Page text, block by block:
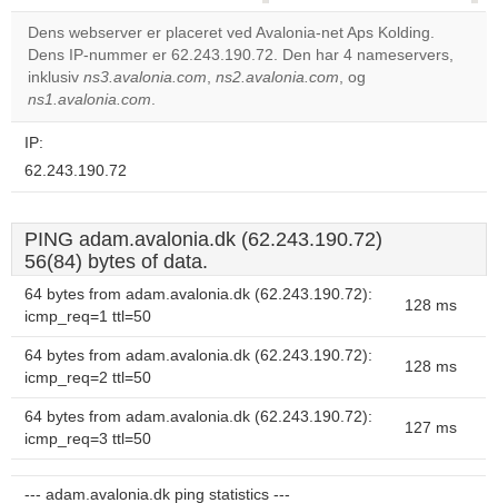
correctly.
Do you
own this
Dens webserver er placeret ved Avalonia-net Aps Kolding.
Dens IP-nummer er 62.243.190.72. Den har 4 nameservers,
inklusiv ns3.avalonia.com, ns2.avalonia.com, og
ns1.avalonia.com.
IP:
62.243.190.72
PING adam.avalonia.dk (62.243.190.72)
56(84) bytes of data.
64 bytes from adam.avalonia.dk (62.243.190.72):
icmp_req=1 ttl=50
128 ms
64 bytes from adam.avalonia.dk (62.243.190.72):
icmp_req=2 ttl=50
128 ms
64 bytes from adam.avalonia.dk (62.243.190.72):
icmp_req=3 ttl=50
127 ms
--- adam.avalonia.dk ping statistics ---